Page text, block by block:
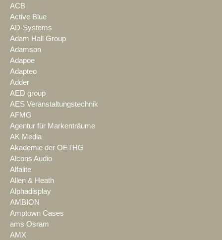
ACB
Active Blue
AD-Systems
Adam Hall Group
Adamson
Adapoe
Adapteo
Adder
AED group
AES Veranstaltungstechnik
AFMG
Agentur für Markenträume
AK Media
Akademie der OETHG
Alcons Audio
Alfalite
Allen & Heath
Alphadisplay
AMBION
Amptown Cases
ams Osram
AMX